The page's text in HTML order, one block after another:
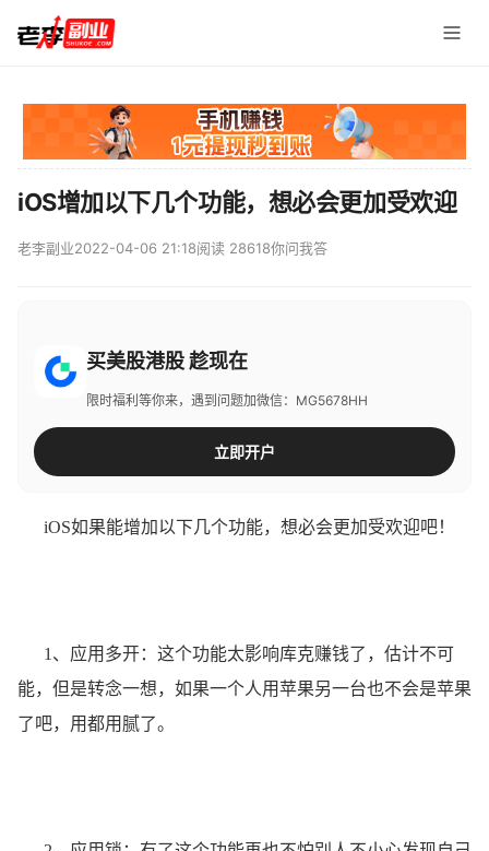
iOS增加以下几个功能，想必会更加受欢迎
老李副业2022-04-06 21:18阅读 28618你问我答
买美股港股 趁现在
限时福利等你来，遇到问题加微信：MG5678HH
立即开户
iOS如果能增加以下几个功能，想必会更加受欢迎吧！
1、应用多开：这个功能太影响库克赚钱了，估计不可
能，但是转念一想，如果一个人用苹果另一台也不会是苹果
了吧，用都用腻了。